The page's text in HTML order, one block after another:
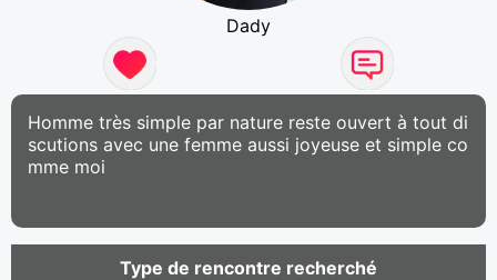
Dady
Homme très simple par nature reste ouvert à tout di
scutions avec une femme aussi joyeuse et simple co
mme moi
Type de rencontre recherché